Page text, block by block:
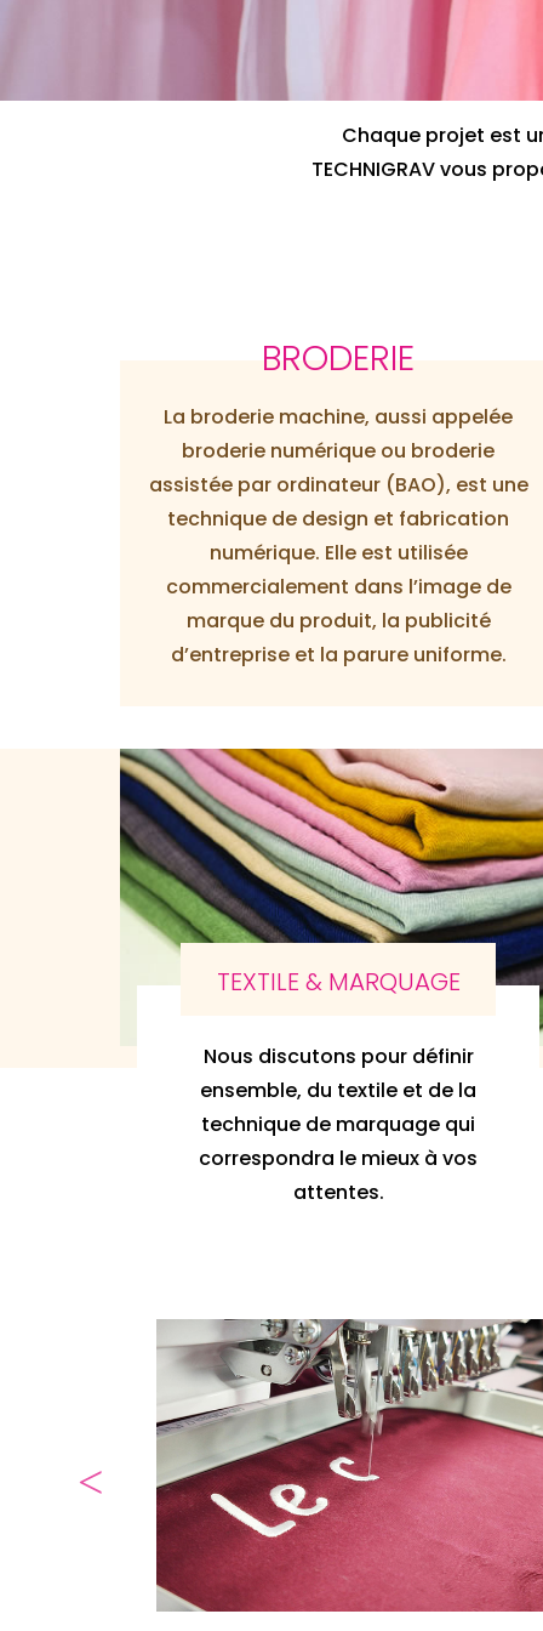
Chaque projet est
TECHNIGRAV vous
BRODERIE
La broderie machine, aussi appelée
broderie numérique ou broderie
assistée par ordinateur (BAO), est une
technique de design et fabrication
numérique. Elle est utilisée
commercialement dans l’image de
marque du produit, la publicité
d’entreprise et la parure uniforme.
TEXTILE & MARQUAGE
Nous discutons pour définir
ensemble, du textile et de la
technique de marquage qui
correspondra le mieux à vos
attentes.
Agrandir